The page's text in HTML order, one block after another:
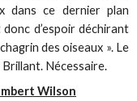
dans ce dernier plan
d’espoir déchirant
des oiseaux ». Le
Brillant. Nécessaire.
Wilson